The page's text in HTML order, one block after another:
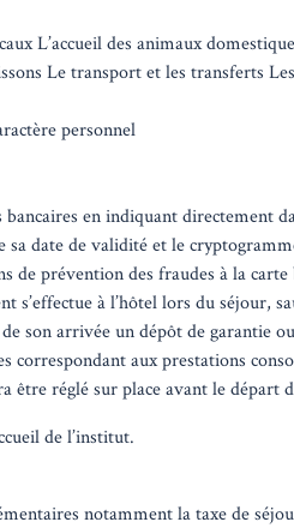
L’accueil des animaux
Le transport et les transferts
personnel
en indiquant directement
sa date de validité et le
de prévention des fraudes à la
s’effectue à l’hôtel lors du séjour,
son arrivée un dépôt de garantie
correspondant aux prestations
être réglé sur place avant le départ
de l’institut.
notamment la taxe de